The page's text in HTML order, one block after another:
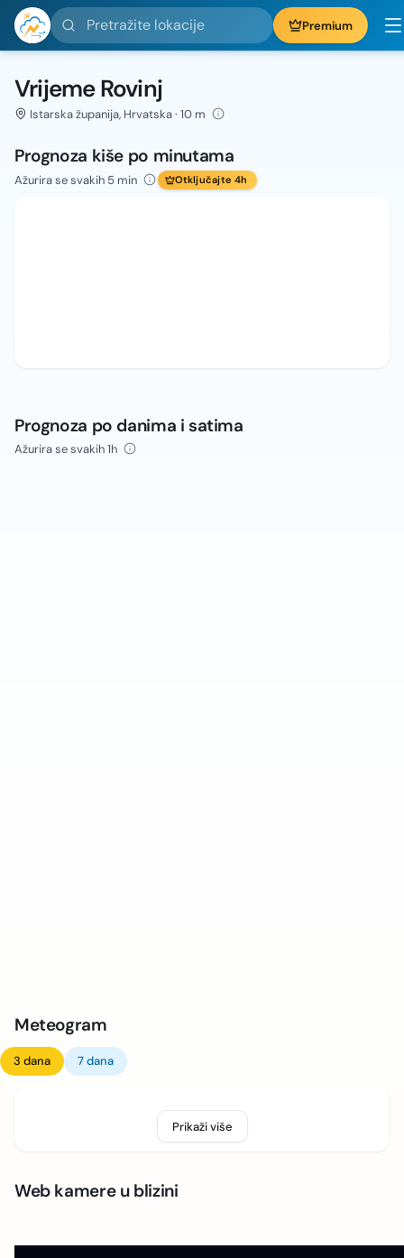
Pretražite lokacije Premium
Vrijeme Rovinj
Istarska županija, Hrvatska · 10 m
Prognoza kiše po minutama
Ažurira se svakih 5 min Otključajte 4h
Prognoza po danima i satima
Ažurira se svakih 1h
Meteogram
3 dana 7 dana
Prikaži više
Web kamere u blizini